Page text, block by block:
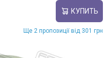
КУПИТЬ
Ще 2 пропозиції від 301 грн